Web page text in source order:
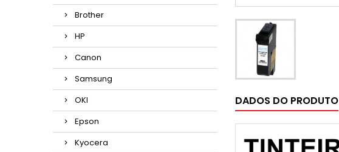
Brother
HP
Canon
Samsung
OKI
Epson
Kyocera
DADOS DO PRODUTO